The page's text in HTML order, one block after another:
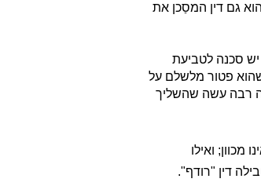
גם דין המסַכן את
סכנה לטביעת
פטור מלשלם על
רבה עשה שהשליך
ואילו
דין "רודף".